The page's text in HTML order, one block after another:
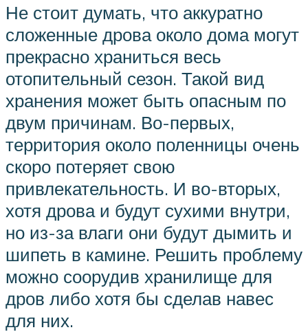
Не стоит думать, что аккуратно
сложенные дрова около дома могут
прекрасно храниться весь
отопительный сезон. Такой вид
хранения может быть опасным по
двум причинам. Во-первых,
территория около поленницы очень
скоро потеряет свою
привлекательность. И во-вторых,
хотя дрова и будут сухими внутри,
но из-за влаги они будут дымить и
шипеть в камине. Решить проблему
можно соорудив хранилище для
дров либо хотя бы сделав навес
для них.